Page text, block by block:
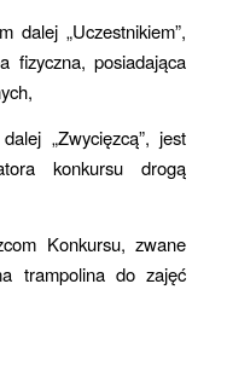
dalej „Uczestnikiem”,
fizyczna, posiadająca
„Zwycięzcą”, jest
konkursu drogą
Konkursu, zwane
trampolina do zajęć